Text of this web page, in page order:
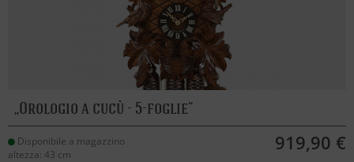
Orologio a cucù - 5-foglie
Disponibile a magazzino
altezza: 43 cm
919,90 €